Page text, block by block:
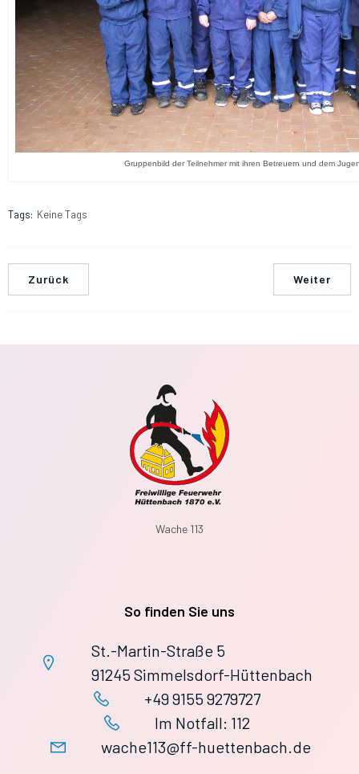
Gruppenbild der Teilnehmer mit ihren Betreuern und dem
Tags: Keine Tags
Zurück Weiter
Wache 113
So finden Sie uns
St.-Martin-Straße 5
91245 Simmelsdorf-Hüttenbach
+49 9155 9279727
Im Notfall: 112
wache113@ff-huettenbach.de